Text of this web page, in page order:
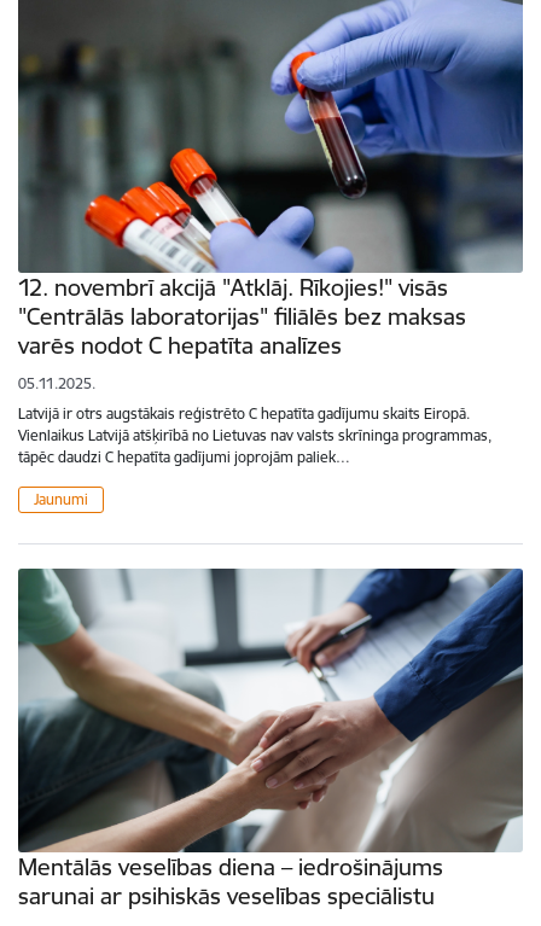
12. novembrī akcijā "Atklāj. Rīkojies!" visās
"Centrālās laboratorijas" filiālēs bez maksas
varēs nodot C hepatīta analīzes
05.11.2025.
Latvijā ir otrs augstākais reģistrēto C hepatīta gadījumu skaits Eiropā.
Vienlaikus Latvijā atšķirībā no Lietuvas nav valsts skrīninga programmas,
tāpēc daudzi C hepatīta gadījumi joprojām paliek…
Jaunumi
Mentālās veselības diena – iedrošinājums
sarunai ar psihiskās veselības speciālistu